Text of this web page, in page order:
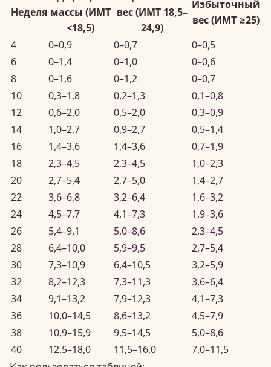
Неделя массы (ИМТ
<18,5)
вес (ИМТ 18,5–
24,9)
Избыточный
вес (ИМТ ≥25)
4
0–0,9 0–0,7
0–0,5
6
0–1,4 0–1,0
0–0,6
8
0–1,6 0–1,2
0–0,7
10
0,3–1,8 0,2–1,3
0,1–0,8
12
0,6–2,0 0,5–2,0
0,3–0,9
14
1,0–2,7 0,9–2,7
0,5–1,4
16
1,4–3,6 1,4–3,6
0,7–1,9
18
2,3–4,5 2,3–4,5
1,0–2,3
20
2,7–5,4 2,7–5,0
1,4–2,7
22
3,6–6,8 3,2–6,4
1,6–3,2
24
4,5–7,7 4,1–7,3
1,9–3,6
26
5,4–9,1 5,0–8,6
2,3–4,5
28
6,4–10,0 5,9–9,5
2,7–5,4
30
7,3–10,9 6,4–10,5
3,2–5,9
32
8,2–12,3 7,3–11,3
3,6–6,4
34
9,1–13,2 7,9–12,3
4,1–7,3
36
10,0–14,5 8,6–13,2
4,5–7,9
38
10,9–15,9 9,5–14,5
5,0–8,6
40
12,5–18,0 11,5–16,0
7,0–11,5